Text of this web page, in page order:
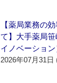
【薬局業務の
て】大手薬局
イノベーション
2026年07月31日